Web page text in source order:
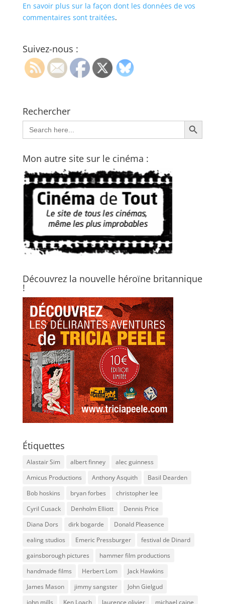
En savoir plus sur la façon dont les données de vos
commentaires sont traitées.
Suivez-nous :
Rechercher
Search
for:
Search Button
Mon autre site sur le cinéma :
Découvrez la nouvelle héroïne britannique
!
Étiquettes
Alastair Sim albert finney
alec guinness
Amicus Productions
Anthony Asquith
Basil Dearden
Bob hoskins
bryan forbes
christopher lee
Cyril Cusack
Denholm Elliott
Dennis Price
Diana Dors
dirk bogarde
Donald Pleasence
ealing studios
Emeric Pressburger
festival de Dinard
gainsborough pictures
hammer film productions
handmade films
Herbert Lom
Jack Hawkins
James Mason
jimmy sangster
John Gielgud